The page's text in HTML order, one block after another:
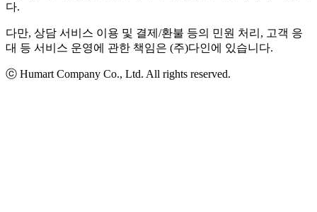
다.
다만, 상담 서비스 이용 및 결제/환불 등의 민원 처리, 고객 응
대 등 서비스 운영에 관한 책임은 (주)다인에 있습니다.
ⓒ Humart Company Co., Ltd. All rights reserved.